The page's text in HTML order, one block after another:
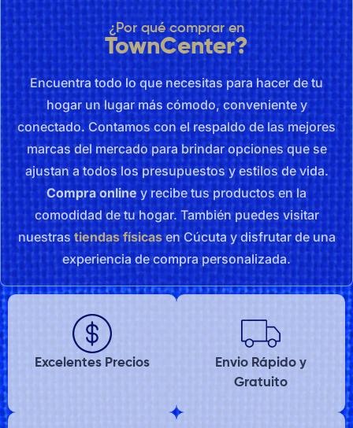
¿Por qué comprar en
TownCenter?
Encuentra todo lo que necesitas para hacer de tu
hogar un lugar más cómodo, conveniente y
conectado. Contamos con el respaldo de las mejores
marcas del mercado para brindar opciones que se
ajustan a todos los presupuestos y estilos de vida.
Compra online y recibe tus productos en la
comodidad de tu hogar. También puedes visitar
nuestras tiendas físicas en Cúcuta y disfrutar de una
experiencia de compra personalizada.
Excelentes Precios
Envio Rápido y
Gratuito